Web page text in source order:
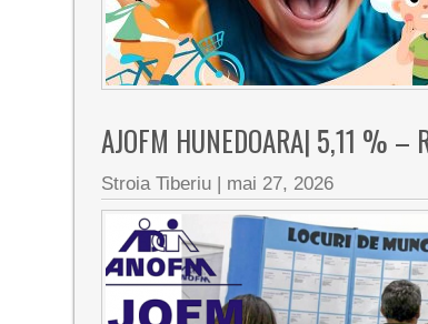
AJOFM HUNEDOARA| 5,11 % –
Stroia Tiberiu | mai 27, 2026